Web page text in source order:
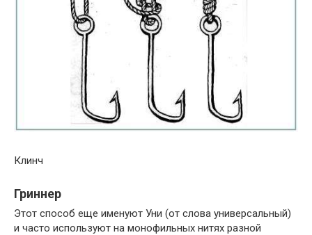
Клинч
Гриннер
Этот способ еще именуют Уни (от слова универсальный)
и часто используют на монофильных нитях разной